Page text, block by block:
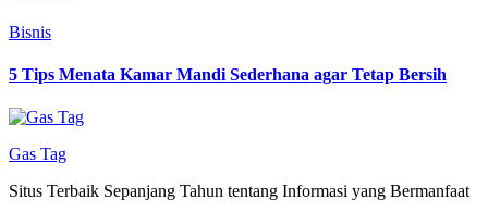
Bisnis
5 Tips Menata Kamar Mandi Sederhana agar Tetap Bersih
Gas Tag
Situs Terbaik Sepanjang Tahun tentang Informasi yang Bermanfaat